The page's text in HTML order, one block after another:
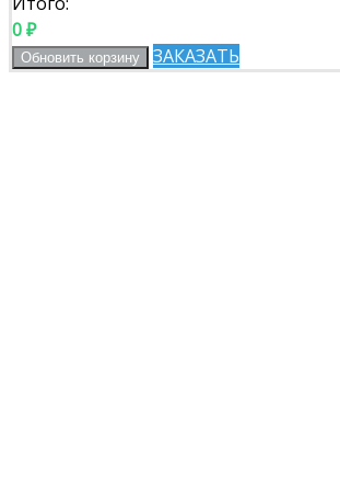
0₽
Обновить корзину ЗАКАЗАТЬ